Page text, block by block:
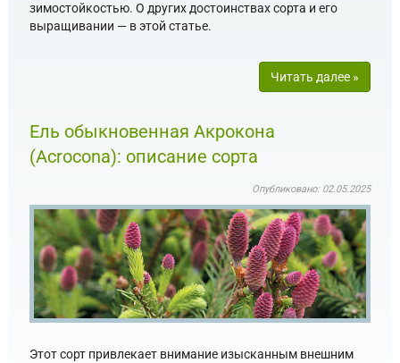
зимостойкостью. О других достоинствах сорта и его
выращивании — в этой статье.
Читать далее »
Ель обыкновенная Акрокона
(Acrocona): описание сорта
Опубликовано: 02.05.2025
Этот сорт привлекает внимание изысканным внешним